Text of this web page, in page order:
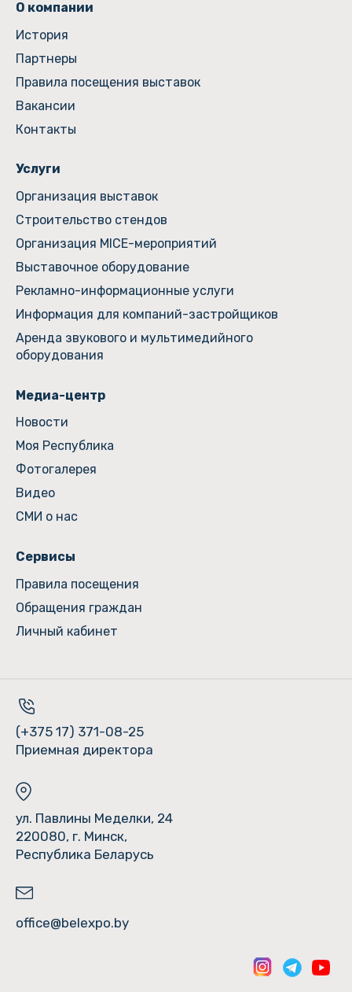
О компании
История
Партнеры
Правила посещения выставок
Вакансии
Контакты
Услуги
Организация выставок
Строительство стендов
Организация MICE-мероприятий
Выставочное оборудование
Рекламно-информационные услуги
Информация для компаний-застройщиков
Аренда звукового и мультимедийного
оборудования
Медиа-центр
Новости
Моя Республика
Фотогалерея
Видео
СМИ о нас
Сервисы
Правила посещения
Обращения граждан
Личный кабинет
(+375 17) 371-08-25
Приемная директора
ул. Павлины Меделки, 24
220080, г. Минск,
Республика Беларусь
office@belexpo.by